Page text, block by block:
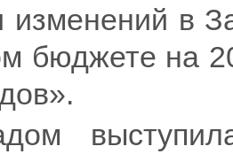
изменений в
бюджете на